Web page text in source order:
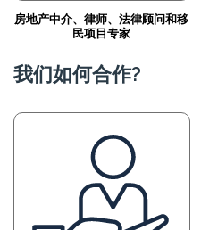
房地产中介、律师、法律顾问和移
民项目专家
我们如何合作?